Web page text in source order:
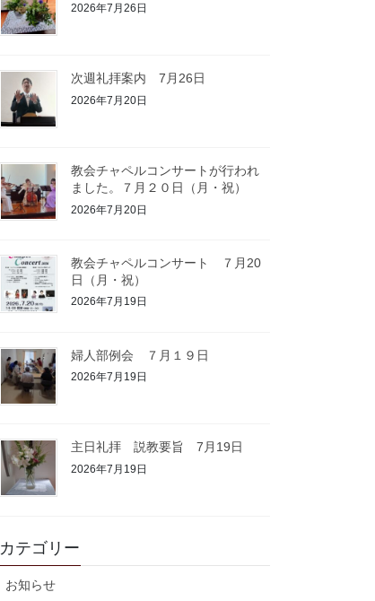
2026年7月26日
次週礼拝案内 7月26日
2026年7月20日
教会チャペルコンサートが行われ
ました。７月２０日（月・祝）
2026年7月20日
教会チャペルコンサート ７月20
日（月・祝）
2026年7月19日
婦人部例会 ７月１９日
2026年7月19日
主日礼拝 説教要旨 7月19日
2026年7月19日
カテゴリー
お知らせ